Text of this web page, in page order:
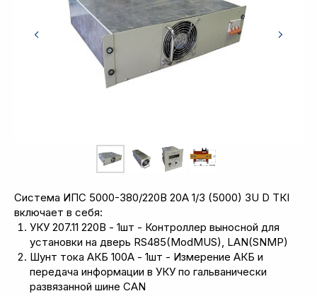
Система ИПС 5000-380/220В 20А 1/3 (5000) 3U D ТКI
включает в себя:
УКУ 207.11 220В - 1шт - Контроллер выносной для
установки на дверь RS485(ModMUS), LAN(SNMP)
Шунт тока АКБ 100А - 1шт - Измерение АКБ и
передача информации в УКУ по гальванически
развязанной шине CAN